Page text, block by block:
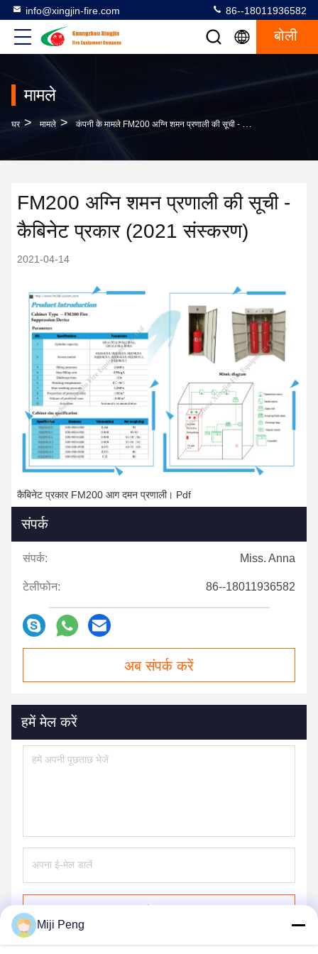
info@xingjin-fire.com 86--18011936582
बोली
मामले
घर > मामले > कंपनी के मामले FM200 अग्नि शमन प्रणाली की सूची - कैबिनेट प्रकार (2021 संस्करण)
FM200 अग्नि शमन प्रणाली की सूची -
कैबिनेट प्रकार (2021 संस्करण)
2021-04-14
कैबिनेट प्रकार FM200 आग दमन प्रणाली। Pdf
संपर्क
संपर्क: Miss. Anna
टेलीफोन: 86--18011936582
अब संपर्क करें
हमें मेल करें
Miji Peng